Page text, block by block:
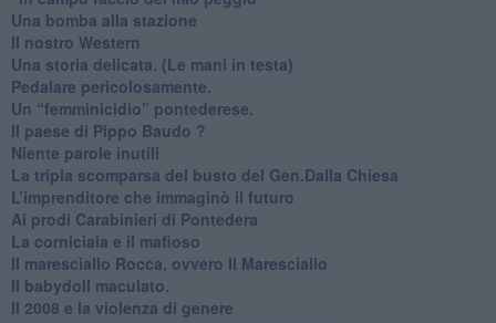
Una bomba alla stazione
Il nostro Western
Una storia delicata. (Le mani in testa)
Pedalare pericolosamente.
Un “femminicidio” pontederese.
Il paese di Pippo Baudo ?
Niente parole inutili
La tripla scomparsa del busto del Gen.Dalla Chiesa
​L’imprenditore che immaginò il futuro
Ai prodi Carabinieri di Pontedera
​La corniciaia e il mafioso
Il maresciallo Rocca, ovvero Il Maresciallo
​Il babydoll maculato.
​Il 2008 e la violenza di genere